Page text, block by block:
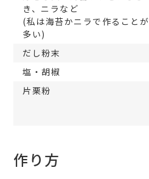
き、ニラなど
(私は海苔かニラで作ることが
多い)
だし粉末
塩・胡椒
片栗粉
作り方